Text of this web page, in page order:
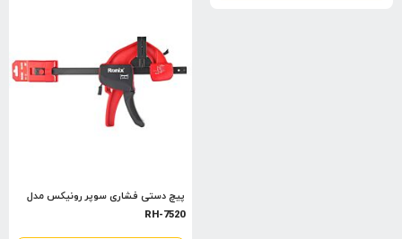
پیچ دستی فشاری سوپر رونیکس مدل
RH-7520